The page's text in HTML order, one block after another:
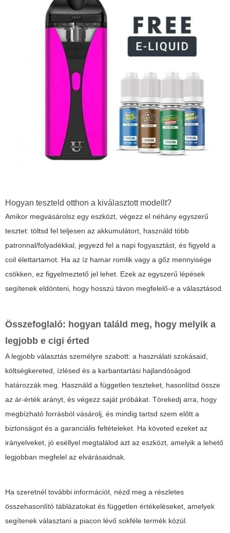
Hogyan teszteld otthon a kiválasztott modellt?
Amikor megvásárolsz egy eszközt, végezz el néhány egyszerű
tesztet: töltsd fel teljesen az akkumulátort, használd több
patronnal/folyadékkal, jegyezd fel a napi fogyasztást, és figyeld a
coil élettartamot. Ha az íz hamar romlik vagy a gőz mennyisége
csökken, ez figyelmeztető jel lehet. Ezek az egyszerű lépések
segítenek eldönteni, hogy hosszú távon megfelelő-e a választásod.
Összefoglaló: hogyan találd meg, hogy melyik a
legjobb e cigi érted
A legjobb választás személyre szabott: a használati szokásaid,
költségkereted, ízlésed és a karbantartási hajlandóságod
határozzák meg. Használd a független teszteket, hasonlítsd össze
az ár-érték arányt, és végezz saját próbákat. Törekedj arra, hogy
megbízható forrásból vásárolj, és mindig tartsd szem előtt a
biztonságot és a garanciális feltételeket. Ha követed ezeket az
irányelveket, jó eséllyel megtalálod azt az eszközt, amelyik a lehető
legjobban megfelel az elvárásaidnak.
Ha szeretnél további információt, nézd meg a részletes
összehasonlító táblázatokat és független értékeléseket, amelyek
segítenek választani a piacon lévő sokféle termék közül.